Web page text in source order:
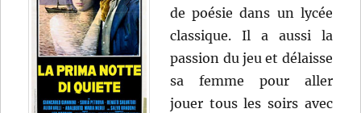
de poésie dans un lycée
classique. Il a aussi la
passion du jeu et délaisse
sa femme pour aller
jouer tous les soirs avec